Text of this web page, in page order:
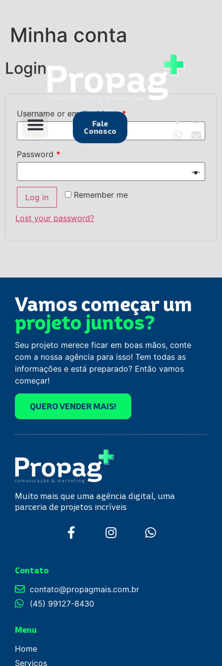
Fale
Conosco
Minha conta
Login
Username or email address*
Password *
Remember me
Log in
Lost your password?
Vamos começar um
projeto juntos?
Seu projeto merece ficar em boas mãos, conte
com a nossa agência para isso! Tem todas as
informações e está preparado? Então vamos
começar!
QUERO VENDER MAIS!
Muito mais que uma agência digital, uma
parceria de projetos incríveis
Contato
contato@propagmais.com.br
(45) 99127-8430
Menu
Home
Serviços